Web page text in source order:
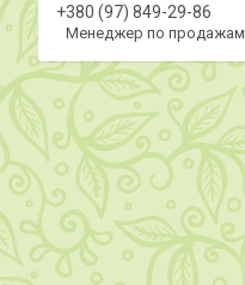
+380 (97) 849-29-86
Менеджер по продажам